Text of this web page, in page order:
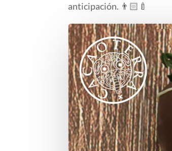
anticipación. 👨🏻‍🍼